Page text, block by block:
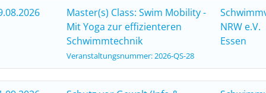
Master(s) Class: Swim Mobility -
Mit Yoga zur effizienteren
Schwimmtechnik
Veranstaltungsnummer: 2026-QS-28
NRW e.V.
Essen